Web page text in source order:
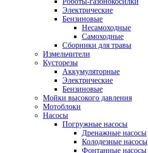
Электрические
Бензиновые
Несамоходные
Самоходные
Сборники для травы
Измельчители
Кусторезы
Аккумуляторные
Электрические
Бензиновые
Мойки высокого давления
Мотоблоки
Насосы
Погружные насосы
Дренажные насосы
Колодезные насосы
Фонтанные насосы